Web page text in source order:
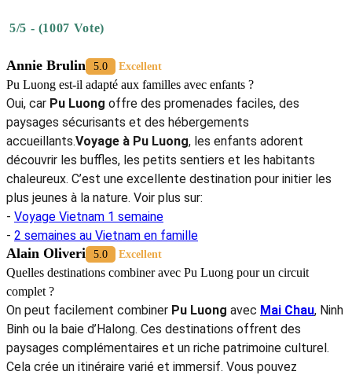
5/5 - (1007 Vote)
Annie Brulin 5.0 Excellent
Pu Luong est-il adapté aux familles avec enfants ?
Oui, car Pu Luong offre des promenades faciles, des
paysages sécurisants et des hébergements
accueillants.Voyage à Pu Luong, les enfants adorent
découvrir les buffles, les petits sentiers et les habitants
chaleureux. C’est une excellente destination pour initier les
plus jeunes à la nature. Voir plus sur:
- Voyage Vietnam 1 semaine
- 2 semaines au Vietnam en famille
Alain Oliveri 5.0 Excellent
Quelles destinations combiner avec Pu Luong pour un circuit
complet ?
On peut facilement combiner Pu Luong avec Mai Chau, Ninh
Binh ou la baie d’Halong. Ces destinations offrent des
paysages complémentaires et un riche patrimoine culturel.
Cela crée un itinéraire varié et immersif. Vous pouvez